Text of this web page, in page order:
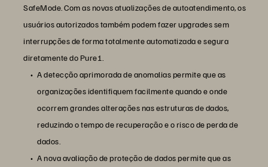
SafeMode. Com as novas atualizações de autoatendimento, os
usuários autorizados também podem fazer upgrades sem
interrupções de forma totalmente automatizada e segura
diretamente do Pure1.
A detecção aprimorada de anomalias permite que as
organizações identifiquem facilmente quando e onde
ocorrem grandes alterações nas estruturas de dados,
reduzindo o tempo de recuperação e o risco de perda de
dados.
A nova avaliação de proteção de dados permite que as